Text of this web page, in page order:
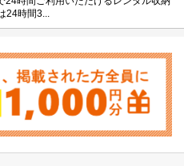
24時間3...